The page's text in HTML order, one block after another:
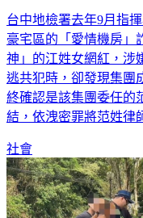
台中地檢署去年9月指
豪宅區的「愛情機房」
神」的江姓女網紅，涉
逃共犯時，卻發現集團
終確認是該集團委任的
結，依洩密罪將范姓律
社會